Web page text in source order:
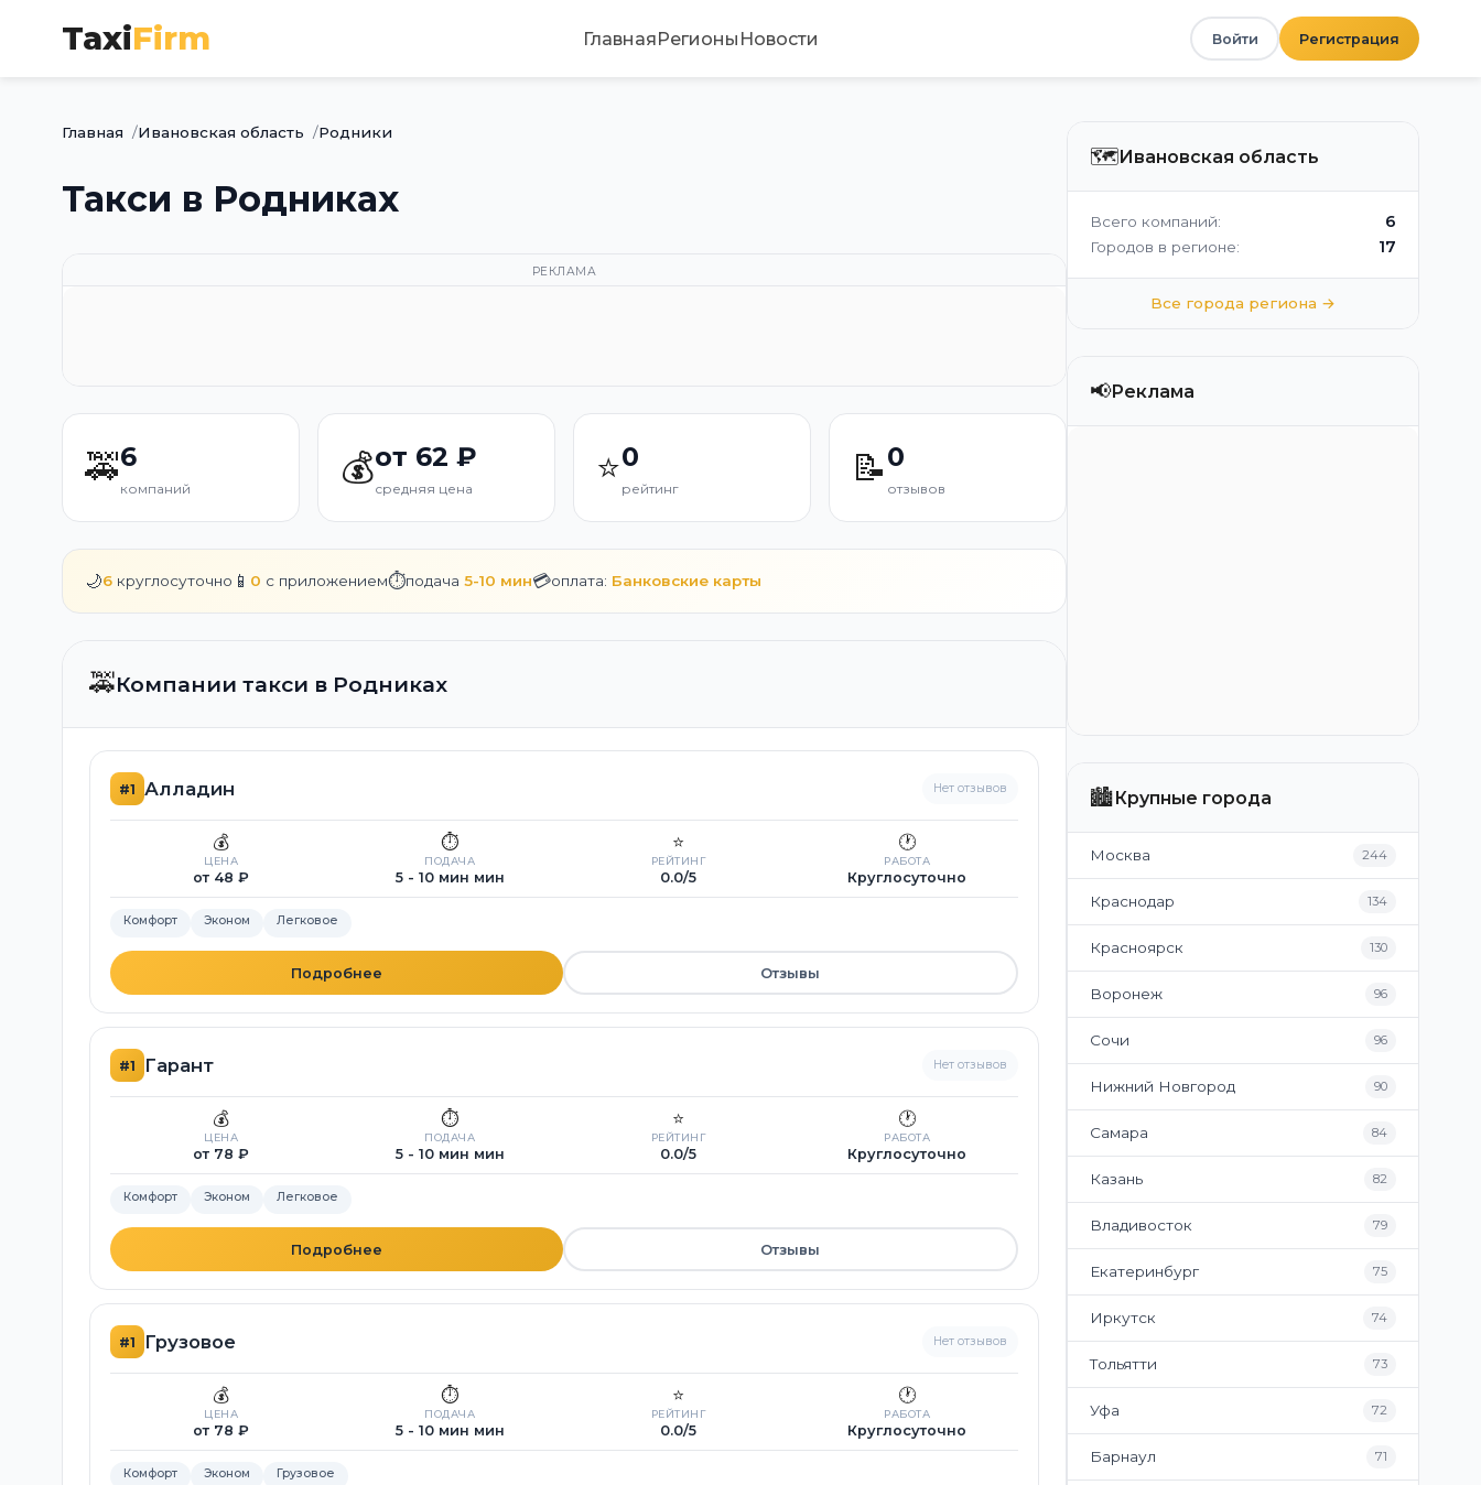
TaxiFirm ГлавнаяРегионы Новости Войти Регистрация
Главная Ивановская область Родники
Такси в Родниках
РЕКЛАМА
🚕6
компаний 💰от 62 ₽
средняя цена ⭐0
рейтинг 📝0
отзывов
🌙6 круглосуточно 📱 0 с приложением⏱️подача 5-10 мин💳оплата: Банковские карты
🚕Компании такси в Родниках
#1 Алладин Нет отзывов
💰
ЦЕНА
от 48 ₽
⏱️
ПОДАЧА
5 - 10 мин мин
⭐
РЕЙТИНГ
0.0/5
🕐
РАБОТА
Круглосуточно
Комфорт Эконом Легковое
Подробнее Отзывы
#1 Гарант Нет отзывов
💰
ЦЕНА
от 78 ₽
⏱️
ПОДАЧА
5 - 10 мин мин
⭐
РЕЙТИНГ
0.0/5
🕐
РАБОТА
Круглосуточно
Комфорт Эконом Легковое
Подробнее Отзывы
#1 Грузовое Нет отзывов
💰
ЦЕНА
от 78 ₽
⏱️
ПОДАЧА
5 - 10 мин мин
⭐
РЕЙТИНГ
0.0/5
🕐
РАБОТА
Круглосуточно
Комфорт Эконом Грузовое
🗺️Ивановская область
Всего компаний: 6
Городов в регионе: 17
Все города региона →
📢Реклама
🏙️Крупные города
Москва 244
Краснодар 134
Красноярск 130
Воронеж 96
Сочи 96
Нижний Новгород 90
Самара 84
Казань 82
Владивосток 79
Екатеринбург 75
Иркутск 74
Тольятти 73
Уфа 72
Барнаул 71